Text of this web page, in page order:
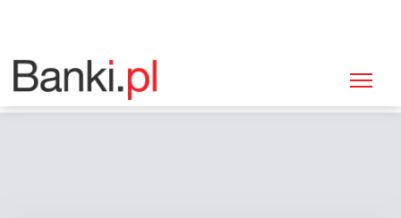
Strona główna
Bankomat Bank Ochrony Środowiska (BOŚ), Radom, Żeromskiego 28